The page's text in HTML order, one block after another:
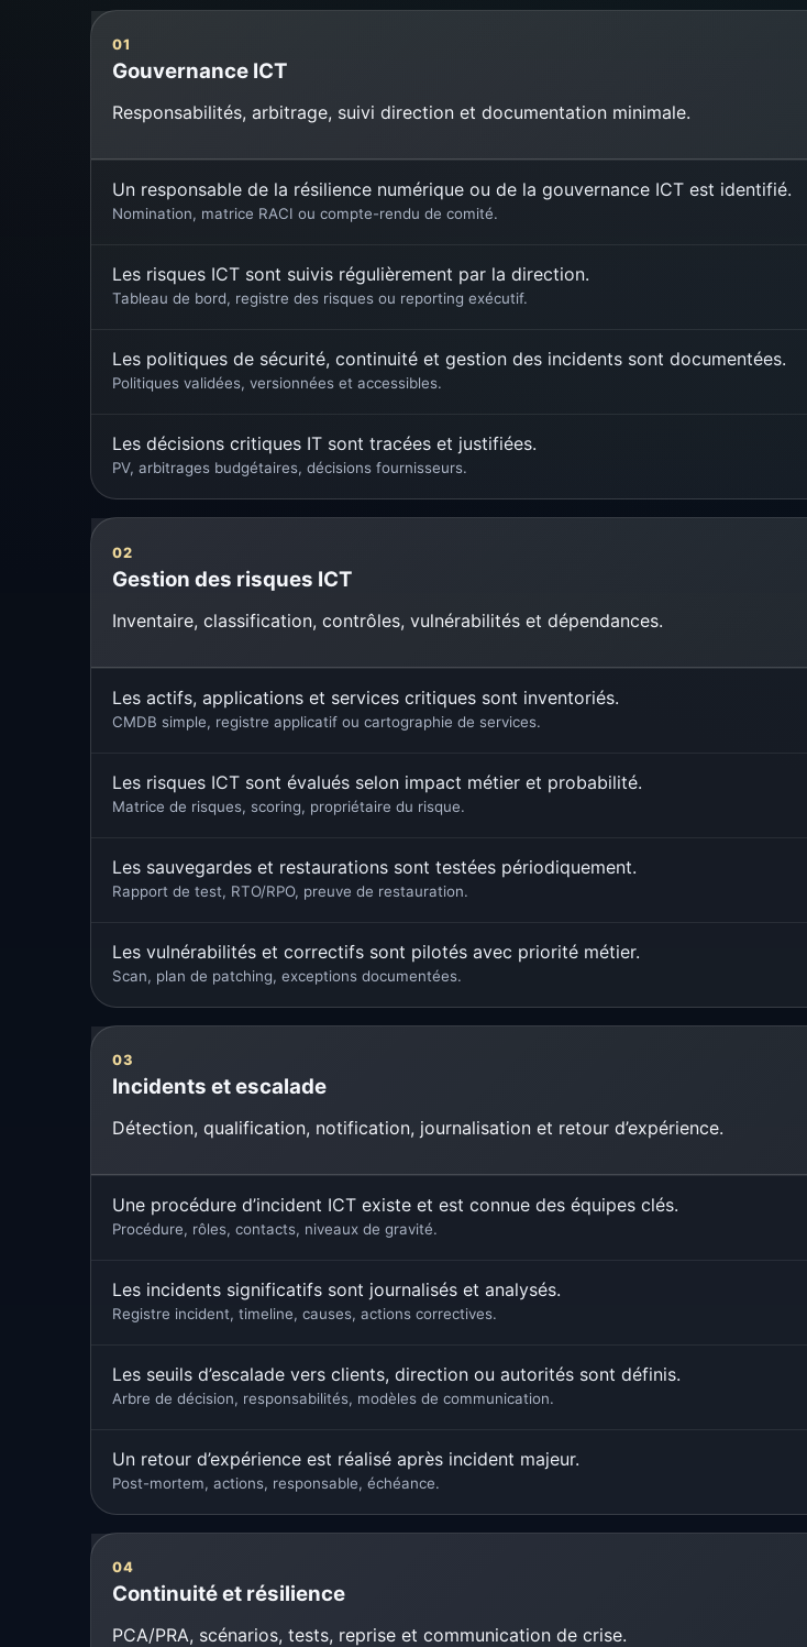
01
Gouvernance ICT
Responsabilités, arbitrage, suivi direction et documentation minimale.
Un responsable de la résilience numérique ou de la gouvernance ICT est identifié.
Nomination, matrice RACI ou compte-rendu de comité.
Les risques ICT sont suivis régulièrement par la direction.
Tableau de bord, registre des risques ou reporting exécutif.
Les politiques de sécurité, continuité et gestion des incidents sont documentées.
Politiques validées, versionnées et accessibles.
Les décisions critiques IT sont tracées et justifiées.
PV, arbitrages budgétaires, décisions fournisseurs.
02
Gestion des risques ICT
Inventaire, classification, contrôles, vulnérabilités et dépendances.
Les actifs, applications et services critiques sont inventoriés.
CMDB simple, registre applicatif ou cartographie de services.
Les risques ICT sont évalués selon impact métier et probabilité.
Matrice de risques, scoring, propriétaire du risque.
Les sauvegardes et restaurations sont testées périodiquement.
Rapport de test, RTO/RPO, preuve de restauration.
Les vulnérabilités et correctifs sont pilotés avec priorité métier.
Scan, plan de patching, exceptions documentées.
03
Incidents et escalade
Détection, qualification, notification, journalisation et retour d’expérience.
Une procédure d’incident ICT existe et est connue des équipes clés.
Procédure, rôles, contacts, niveaux de gravité.
Les incidents significatifs sont journalisés et analysés.
Registre incident, timeline, causes, actions correctives.
Les seuils d’escalade vers clients, direction ou autorités sont définis.
Arbre de décision, responsabilités, modèles de communication.
Un retour d’expérience est réalisé après incident majeur.
Post-mortem, actions, responsable, échéance.
04
Continuité et résilience
PCA/PRA, scénarios, tests, reprise et communication de crise.